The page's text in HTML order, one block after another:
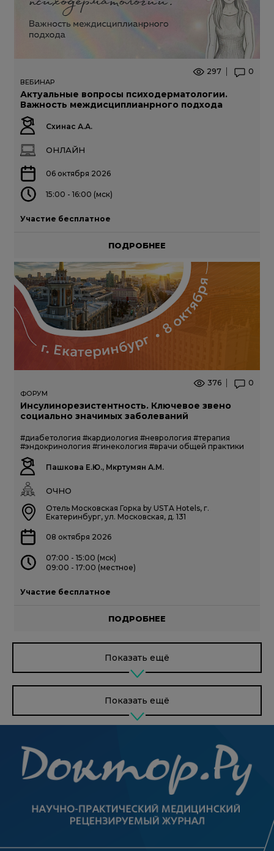
297 0
ВЕБИНАР
Актуальные вопросы психодерматологии.
Важность междисциплианрного подхода
Схинас А.А.
ОНЛАЙН
06 октября 2026
15:00 - 16:00 (мск)
Участие бесплатное
ПОДРОБНЕЕ
376 0
ФОРУМ
Инсулинорезистентность. Ключевое звено
социально значимых заболеваний
#диабетология #кардиология #неврология #терапия
#эндокринология #гинекология #врачи общей практики
Пашкова Е.Ю., Мкртумян А.М.
ОЧНО
Отель Московская Горка by USTA Hotels, г.
Екатеринбург, ул. Московская, д. 131
08 октября 2026
07:00 - 15:00 (мск)
09:00 - 17:00 (местное)
Участие бесплатное
ПОДРОБНЕЕ
Показать ещё
Показать ещё